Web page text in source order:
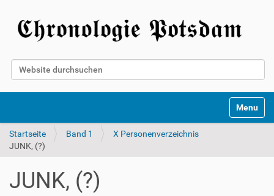
Website durchsuchen
Toggle
Startseite Band 1
X Personenverzeichnis
JUNK, (?)
JUNK, (?)